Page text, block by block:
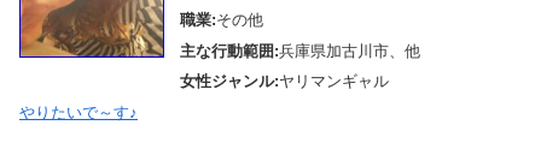
職業:その他
主な行動範囲:兵庫県加古川市、他
女性ジャンル:ヤリマンギャル
やりたいで～す♪